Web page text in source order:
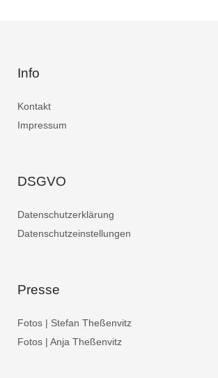
Info
Kontakt
Impressum
DSGVO
Datenschutzerklärung
Datenschutzeinstellungen
Presse
Fotos | Stefan Theßenvitz
Fotos | Anja Theßenvitz